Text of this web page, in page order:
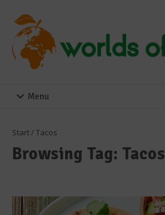
Menu
Start/ Tacos
Browsing Tag: Tacos